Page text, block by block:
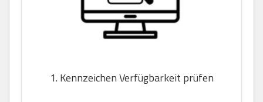
1. Kennzeichen Verfügbarkeit prüfen